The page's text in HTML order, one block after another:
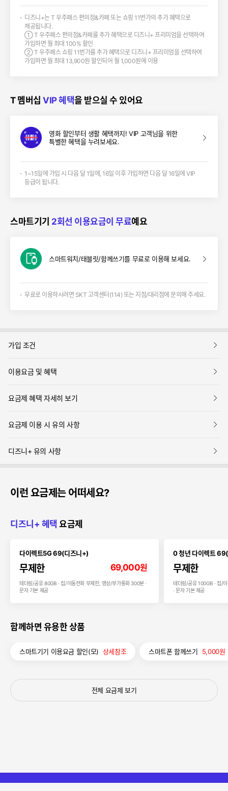
디즈니+는 T 우주패스 편의점&카페 또는 쇼핑 11번가의 추가 혜택으로
제공됩니다.
① T 우주패스 편의점&카페를 추가 혜택으로 디즈니+ 프리미엄을 선택하여
가입하면 월 최대 100% 할인
② T 우주패스 쇼핑 11번가를 추가 혜택으로 디즈니+ 프리미엄을 선택하여
가입하면 월 최대 13,900원 할인되어 월 1,000원에 이용
T 멤버십VIP 혜택을 받으실 수 있어요
영화 할인부터 생활 혜택까지! VIP 고객님을 위한
특별한 혜택을 누려보세요.
1~15일에 가입 시 다음 달 1일에, 16일 이후 가입하면 다음 달 16일에 VIP
등급이 됩니다.
스마트기기 2회선 이용요금이 무료예요
스마트워치/태블릿/함께쓰기를 무료로 이용해 보세요.
무료로 이용하시려면 SKT 고객센터(114) 또는 지점/대리점에 문의해 주세요.
가입 조건
보
이용요금 및 혜택
보
요금제 혜택 자세히 보기
보
요금제 이용 시 유의 사항
보
디즈니+ 유의 사항
보
이런 요금제는 어떠세요?
디즈니+ 혜택 요금제
다이렉트5G 69(디즈니+)
무제한 69,000원
테더링/공유 80GB · 집/이동전화 무제한, 영상/부가통화 300분 ·
문자 기본 제공
0 청년 다이렉트
무제한
테더링/공유 100GB · 집/
· 문자 기본 제공
함께하면 유용한 상품
스마트기기 이용요금 할인(모) 상세참조 스마트폰 함께쓰기 5,000원
전체 요금제 보기